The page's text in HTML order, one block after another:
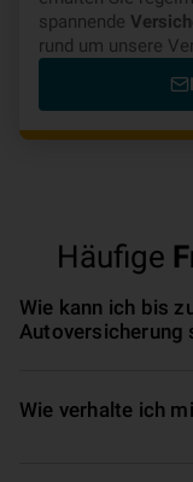
spannende
rund um unsere
Häufige
Wie kann ich bis
Autoversicherung
Wie verhalte ich